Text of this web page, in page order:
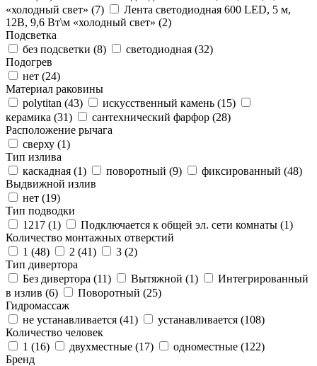
«холодный свет» (7)
Лента светодиодная 600 LED, 5 м,
12В, 9,6 Вт\м «холодный свет» (2)
Подсветка
без подсветки (8) светодиодная (32)
Подогрев
нет (24)
Материал раковины
polytitan (43) искусственный камень (15)
керамика (31) сантехнический фарфор (28)
Расположение рычага
сверху (1)
Тип излива
каскадная (1) поворотный (9) фиксированный (48)
Выдвижной излив
нет (19)
Тип подводки
1217 (1) Подключается к общей эл. сети комнаты (1)
Количество монтажных отверстий
1 (48) 2 (41) 3 (2)
Тип дивертора
Без дивертора (11) Вытяжной (1)
Интегрированный
в излив (6) Поворотный (25)
Гидромассаж
не устанавливается (41) устанавливается (108)
Количество человек
1 (16) двухместные (17) одноместные (122)
Бренд